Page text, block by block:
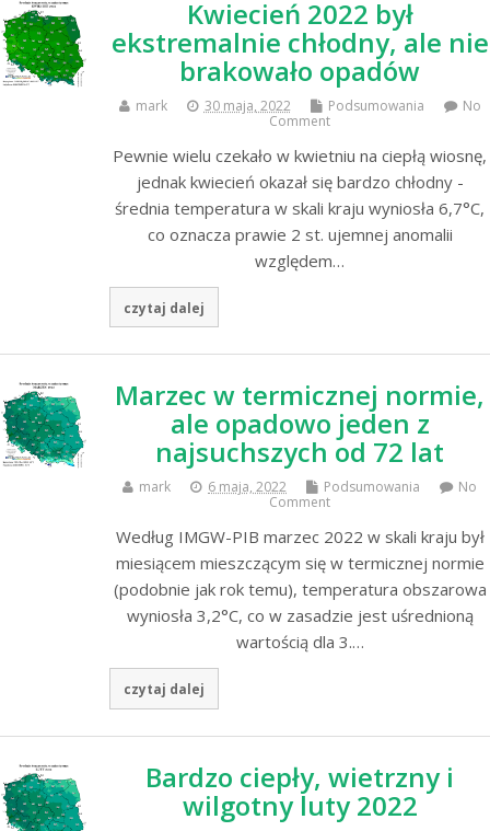
Kwiecień 2022 był
ekstremalnie chłodny, ale nie
brakowało opadów
mark 30 maja, 2022 Podsumowania
No
Comment
Pewnie wielu czekało w kwietniu na ciepłą wiosnę,
jednak kwiecień okazał się bardzo chłodny -
średnia temperatura w skali kraju wyniosła 6,7°C,
co oznacza prawie 2 st. ujemnej anomalii
względem…
czytaj dalej
Marzec w termicznej normie,
ale opadowo jeden z
najsuchszych od 72 lat
mark 6 maja, 2022 Podsumowania
No
Comment
Według IMGW-PIB marzec 2022 w skali kraju był
miesiącem mieszczącym się w termicznej normie
(podobnie jak rok temu), temperatura obszarowa
wyniosła 3,2°C, co w zasadzie jest uśrednioną
wartością dla 3.…
czytaj dalej
Bardzo ciepły, wietrzny i
wilgotny luty 2022